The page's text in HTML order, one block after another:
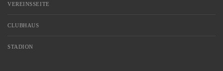
VEREINSSEITE
CLUBHAUS
STADION